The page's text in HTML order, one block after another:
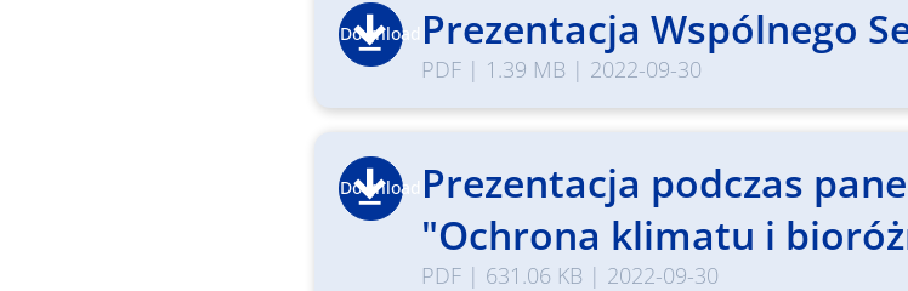
Download Prezentacja Wspólnego
PDF | 1.39 MB | 2022-09-30
Download Prezentacja podczas
"Ochrona klimatu i
PDF | 631.06 KB | 2022-09-30